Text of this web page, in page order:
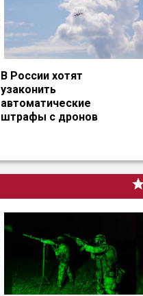
В России хотят
узаконить
автоматические
штрафы с дронов